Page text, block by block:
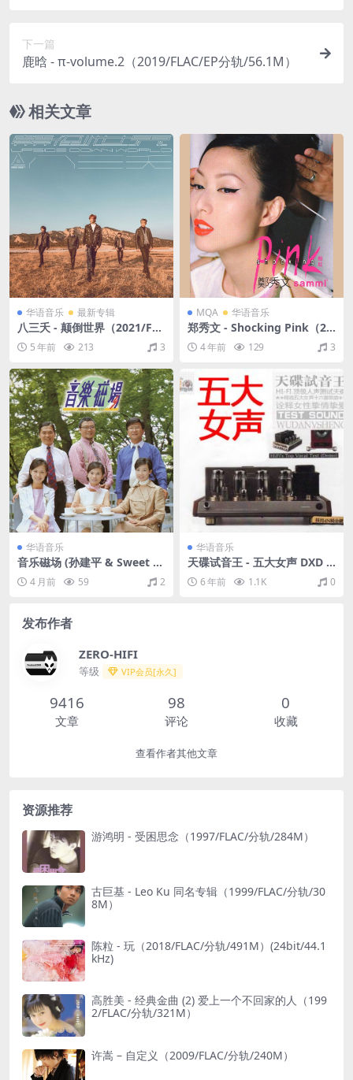
下一篇
鹿晗 - π-volume.2（2019/FLAC/EP分轨/56.1M）
相关文章
华语音乐 最新专辑
八三夭 - 颠倒世界（2021/FL
AC/分轨/303M）
5 年前 213 3
MQA 华语音乐
郑秀文 - Shocking Pink（20
01/FLAC/分轨/260M）(MQ
A/16bit/44.1kHz)
4 年前 129 3
华语音乐
音乐磁场 (孙建平 & Sweet St
yle) - 音乐磁场 (17)（1996/F
LAC/分轨/288M）
4 月前 59 2
华语音乐
天碟试音王 - 五大女声 DXD 2
014（WAV+CUE/整轨/713
M）6 年前 1.1K 0
发布作者
ZERO-HIFI
等级 VIP会员[永久]
9416
文章
98
评论
0
收藏
查看作者其他文章
资源推荐
游鸿明 - 受困思念（1997/FLAC/分轨/284M）
古巨基 - Leo Ku 同名专辑（1999/FLAC/分轨/30
8M）
陈粒 - 玩（2018/FLAC/分轨/491M）(24bit/44.1
kHz)
高胜美 - 经典金曲 (2) 爱上一个不回家的人（199
2/FLAC/分轨/321M）
许嵩 – 自定义（2009/FLAC/分轨/240M）